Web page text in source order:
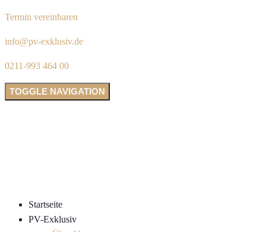
Termin vereinbaren
info@pv-exklusiv.de
0211-993 464 00
TOGGLE NAVIGATION
Startseite
PV-Exklusiv